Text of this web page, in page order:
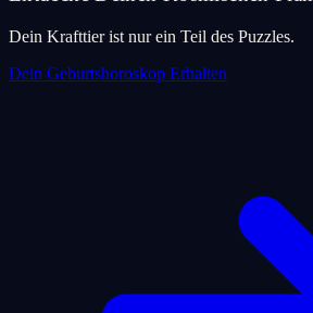
Dein Krafttier ist nur ein Teil des Puzzles.
Dein Geburtshoroskop Erhalten